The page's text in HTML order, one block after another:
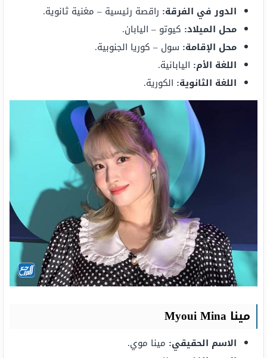
الدور في الفرقة: راقصة رئيسية – مغنية ثانوية.
محل الميلاد: كيوتو – اليابان.
محل الإقامة: سول – كوريا الجنوبية.
اللغة الأم: اليابانية.
اللغة الثانوية: الكورية.
مينا Myoui Mina
الاسم الحقيقي: مينا موي.